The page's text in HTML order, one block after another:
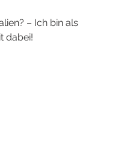
– Ich bin als
dabei!